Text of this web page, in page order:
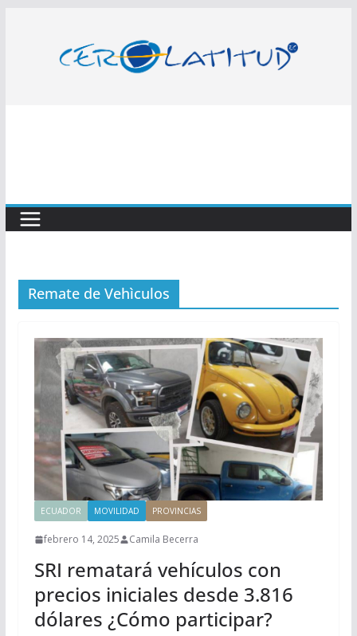
contenido
Remate de Vehìculos
ECUADOR MOVILIDAD PROVINCIAS
febrero 14, 2025 Camila Becerra
SRI rematará vehículos con
precios iniciales desde 3.816
dólares ¿Cómo participar?